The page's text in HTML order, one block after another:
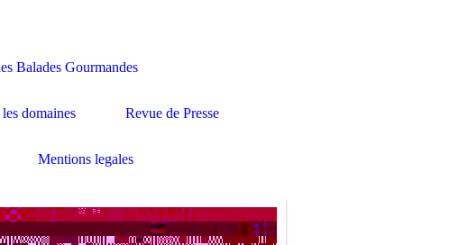
Balades Gourmandes
domaines Revue de Presse
Mentions legales